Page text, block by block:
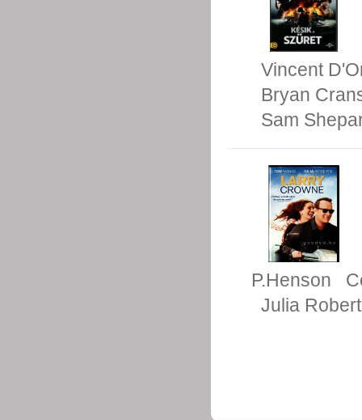
Vincent
Bryan
Sam
P.Henson
Julia